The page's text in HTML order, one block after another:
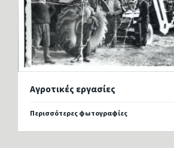
Αγροτικές εργασίες
Περισσότερες φωτογραφίες